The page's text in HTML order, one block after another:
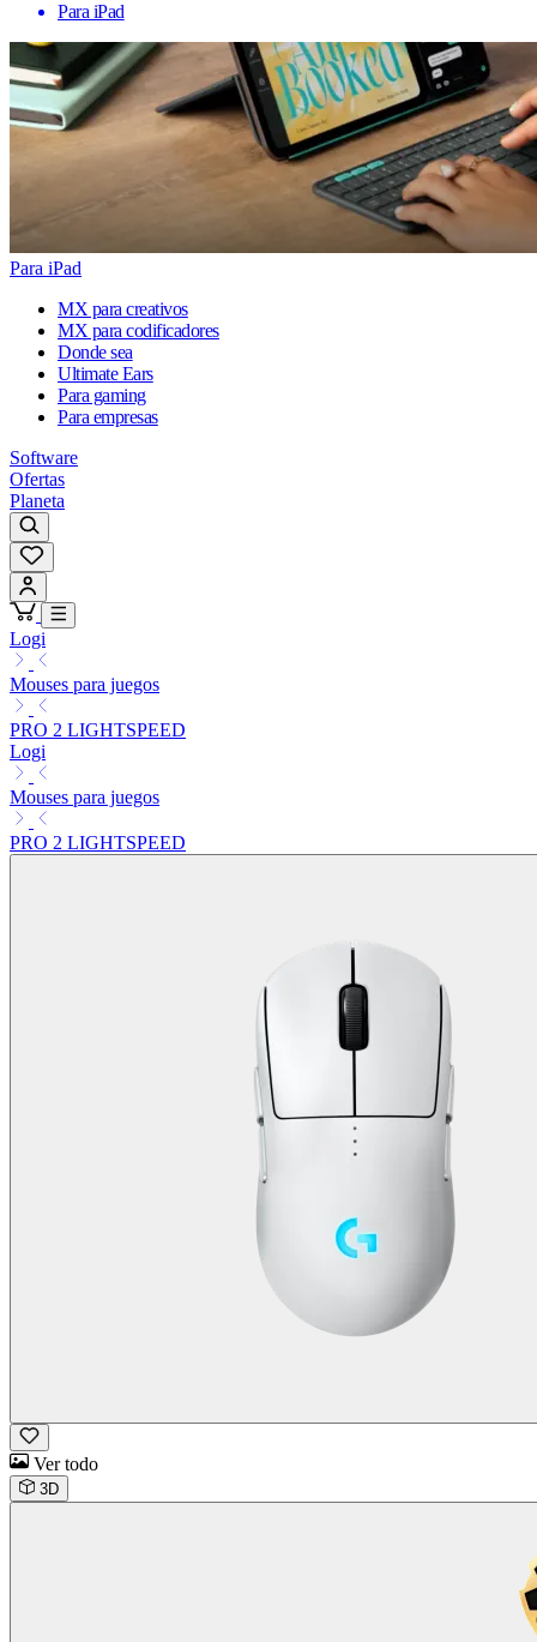
Para iPad
Para iPad
MX para creativos
MX para codificadores
Donde sea
Ultimate Ears
Para gaming
Para empresas
Software
Ofertas
Planeta
Logi
Mouses para juegos
PRO 2 LIGHTSPEED
Logi
Mouses para juegos
PRO 2 LIGHTSPEED
Ver todo
3D